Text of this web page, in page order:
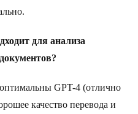
для анализа
GPT-4 (отлично
качество перевода и